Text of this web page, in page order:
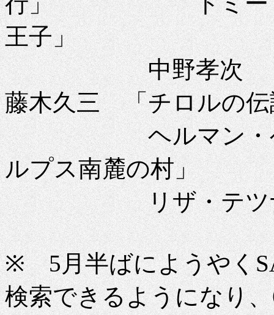
王子」
中野孝次 「
藤木久三 「チロルの伝
ヘルマン・ヘッ
ルプス南麓の村」
リザ・テツナ
※ 5月半ばにようやく
検索できるようになり